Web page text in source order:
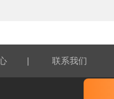
| 联系我们